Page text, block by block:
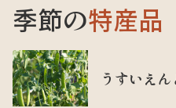
季節の特産品
うすいえん